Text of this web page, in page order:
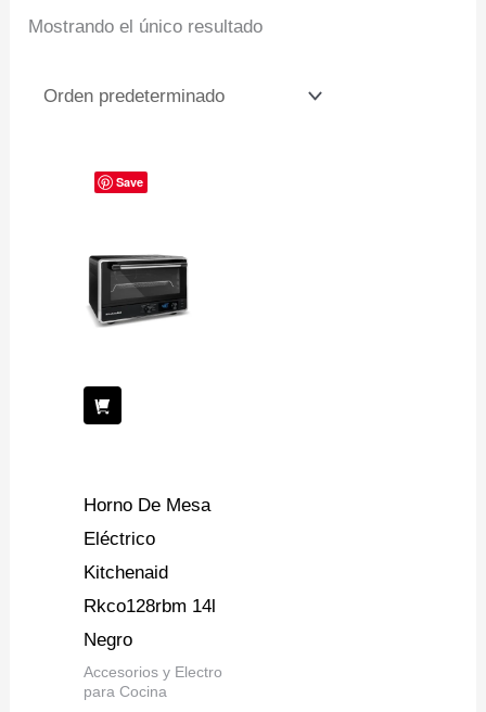
Mostrando el único resultado
Save
Horno De Mesa
Eléctrico
Kitchenaid
Rkco128rbm 14l
Negro
Accesorios y Electro
para Cocina